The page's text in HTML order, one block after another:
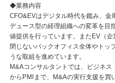
◆業務内容
CFO&EVはデジタル時代を鑑み、金
デュース型の経理組織への変革を目
値提供を行っています。またEV（
閉じないバックオフィス全体やトッ
うな取組を進めています。
M&Aコンサルタントでは、ビジネ
からPMIまで、M&Aの実行支援を買